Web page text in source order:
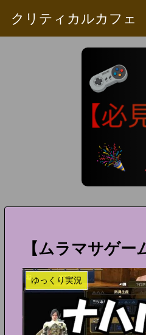
クリティカルカフェ
【ムラマサゲ
ゆっくり実況